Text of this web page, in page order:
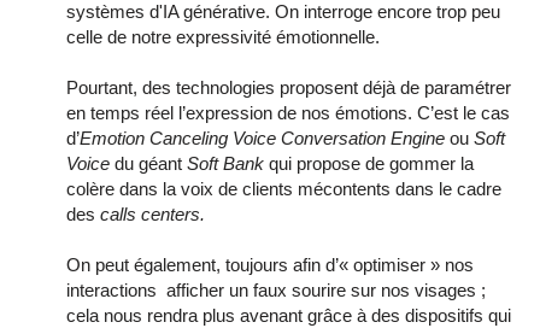
systèmes d'IA générative. On interroge encore trop peu
celle de notre expressivité émotionnelle.
Pourtant, des technologies proposent déjà de paramétrer
en temps réel l’expression de nos émotions. C’est le cas
d’Emotion Canceling Voice Conversation Engine ou Soft
Voice du géant Soft Bank qui propose de gommer la
colère dans la voix de clients mécontents dans le cadre
des calls centers.
On peut également, toujours afin d’« optimiser » nos
interactions afficher un faux sourire sur nos visages ;
cela nous rendra plus avenant grâce à des dispositifs qui